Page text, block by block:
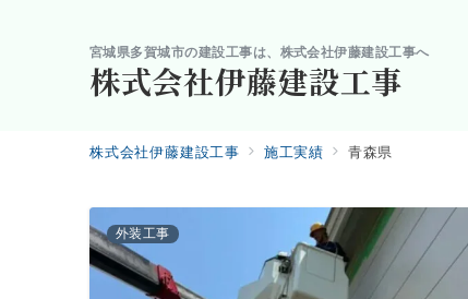
宮城県多賀城市の建設工事は、株式会社伊藤建設工事へ
株式会社伊藤建設工事
株式会社伊藤建設工事 施工実績 青森県
外装工事